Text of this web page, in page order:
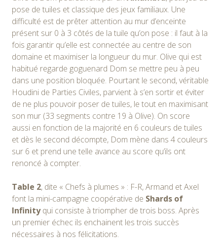
pose de tuiles et classique des jeux familiaux. Une
difficulté est de prêter attention au mur d’enceinte
présent sur 0 à 3 côtés de la tuile qu’on pose : il faut à la
fois garantir qu’elle est connectée au centre de son
domaine et maximiser la longueur du mur. Olive qui est
habitué regarde goguenard Dom se mettre peu à peu
dans une position bloquée. Pourtant le second, véritable
Houdini de Parties Civiles, parvient à s’en sortir et éviter
de ne plus pouvoir poser de tuiles, le tout en maximisant
son mur (33 segments contre 19 à Olive). On score
aussi en fonction de la majorité en 6 couleurs de tuiles
et dès le second décompte, Dom mène dans 4 couleurs
sur 6 et prend une telle avance au score qu’ils ont
renoncé à compter.
Table 2, dite « Chefs à plumes » : F-R, Armand et Axel
font la mini-campagne coopérative de Shards of
Infinityqui consiste à triompher de trois boss. Après
un premier échec ils enchainent les trois succès
nécessaires à nos félicitations.